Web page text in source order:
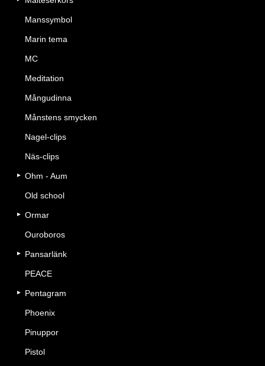
Manssymbol
Marin tema
MC
Meditation
Mångudinna
Månstens smycken
Nagel-clips
Näs-clips
Ohm - Aum
Old school
Ormar
Ouroboros
Pansarlänk
PEACE
Pentagram
Phoenix
Pinuppor
Pistol